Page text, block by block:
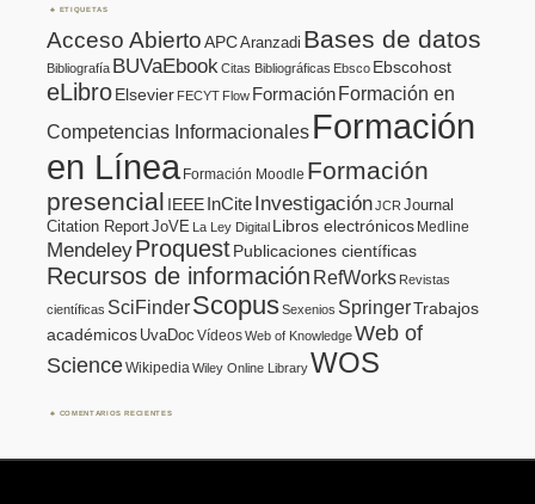
ETIQUETAS
Acceso AbiertoAPCAranzadi Bases de datos
Bibliografía BUVaEbook Citas Bibliográficas Ebsco Ebscohost
eLibroElsevier FECYT Flow FormaciónFormación en
Competencias Informacionales Formación
en Línea Formación Moodle Formación
presencial IEEE InCiteInvestigaciónJCR Journal
Citation ReportJoVE La Ley Digital Libros electrónicos Medline
MendeleyProquestPublicaciones científicas
Recursos de información RefWorks Revistas
científicas SciFinderScopusSexenios SpringerTrabajos
académicos UvaDoc VídeosWeb of KnowledgeWeb of
ScienceWikipedia Wiley Online LibraryWOS
COMENTARIOS RECIENTES